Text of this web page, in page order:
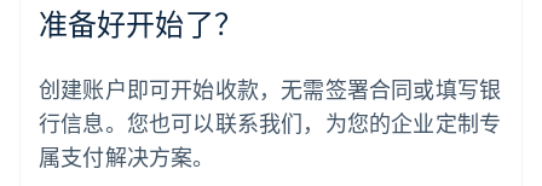
准备好开始了？
创建账户即可开始收款，无需签署合同或填写银
行信息。您也可以联系我们，为您的企业定制专
属支付解决方案。
挪威
葡萄牙
Português English
日本
日本語English
瑞典